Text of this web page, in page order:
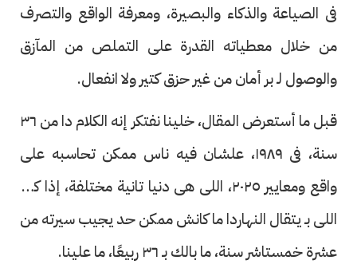
فى الصياعة والذكاء والبصيرة، ومعرفة الواقع والتصرف
من خلال معطياته القدرة على التملص من المآزق
والوصول لـ بر أمان من غير حزق كتير ولا انفعال.
قبل ما أستعرض المقال، خلينا نفتكر إنه الكلام دا من ٣٦
سنة، فى ١٩٨٩، علشان فيه ناس ممكن تحاسبه على
واقع ومعايير ٢٠٢٥، اللى هى دنيا تانية مختلفة، إذا كان
اللى بـ يتقال النهاردا ما كانش ممكن حد يجيب سيرته من
عشرة خمستاشر سنة، ما بالك بـ ٣٦ ربيعًا، ما علينا.